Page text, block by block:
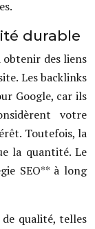
durable
des liens
Les backlinks
Google, car ils
votre
Toutefois, la
la quantité. Le
SEO** à long
qualité, telles